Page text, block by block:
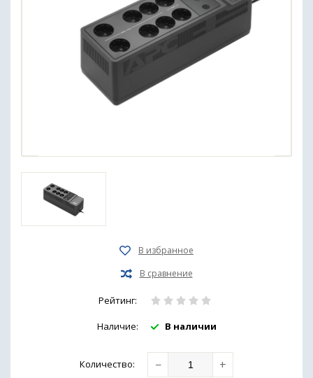
Рейтинг:
Наличие: В наличии
Количество: − +